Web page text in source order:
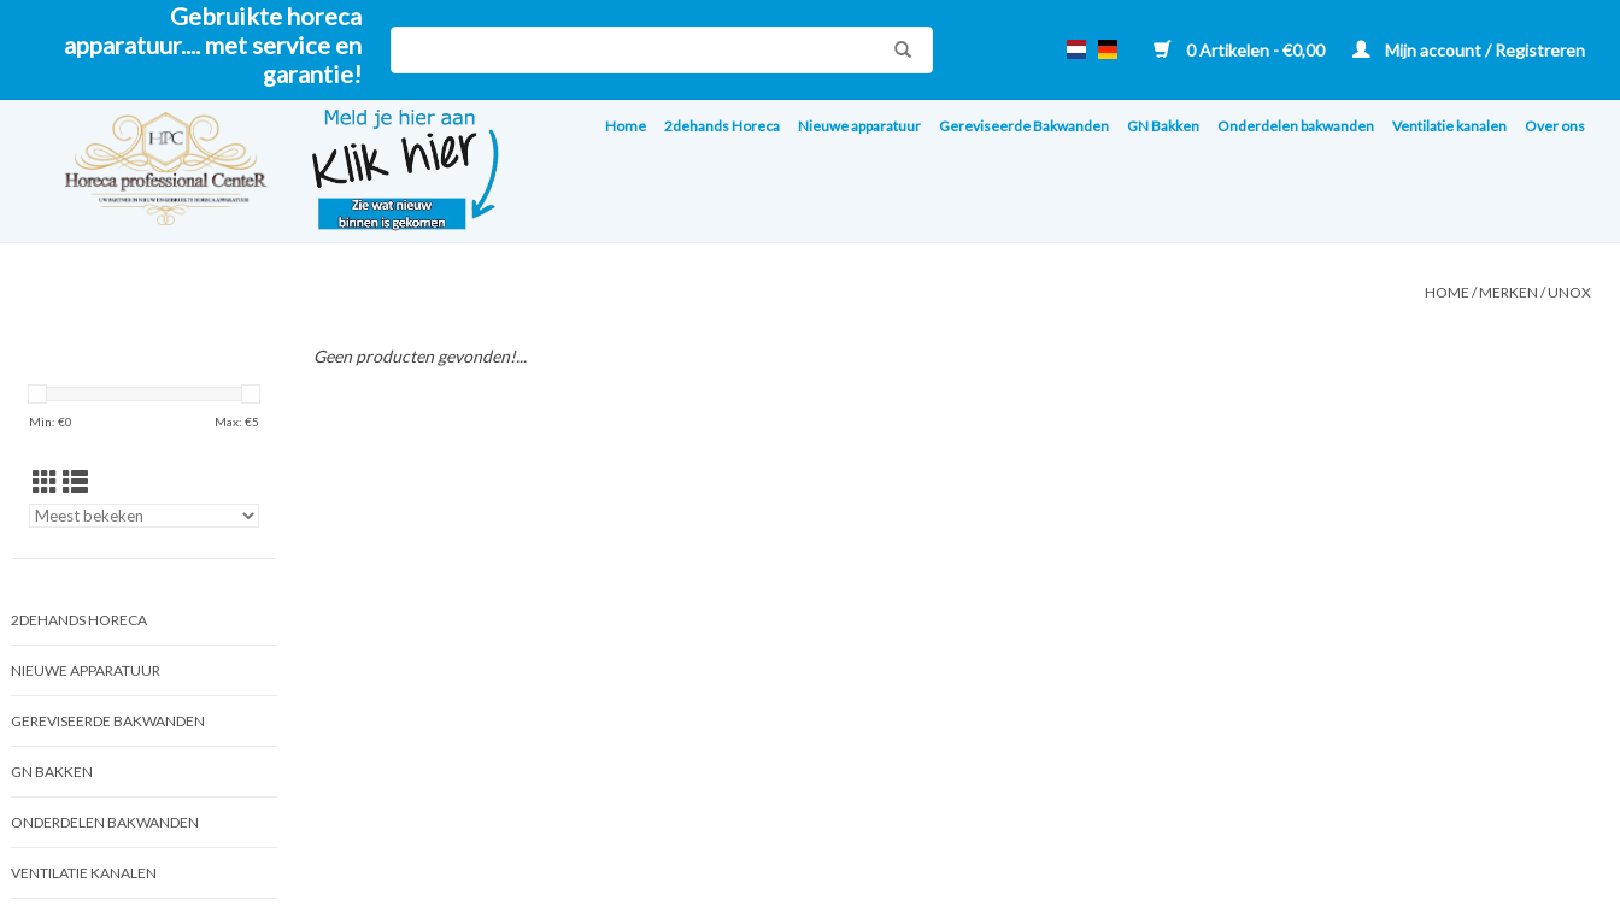
Gebruikte horeca
apparatuur.... met service en
garantie!
0 Artikelen - €0,00 Mijn account / Registreren
Home 2dehands Horeca Nieuwe apparatuur Gereviseerde Bakwanden GN Bakken Onderdelen bakwanden Ventilatie kanalen Over ons
HOME /MERKEN /UNOX
Min: €0 Max: €5
2DEHANDS HORECA
NIEUWE APPARATUUR
GEREVISEERDE BAKWANDEN
GN BAKKEN
ONDERDELEN BAKWANDEN
VENTILATIE KANALEN
Geen producten gevonden!...